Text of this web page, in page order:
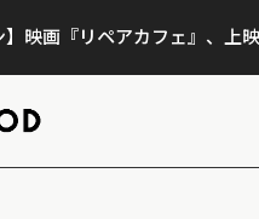
】映画『リペアカフェ』、上